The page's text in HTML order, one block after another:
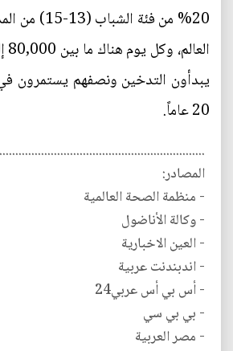
20% من فئة
20 عاماً.
المصادر:
- منظمة الصحة العالمية
- وكالة الأناضول
- العين الاخبارية
- اندبندنت عربية
- أس بي أس عربي24
- بي بي سي
- مصر العربية